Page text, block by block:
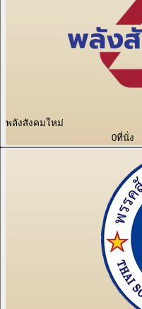
พลังสังคมใหม่
0ที่นั่ง